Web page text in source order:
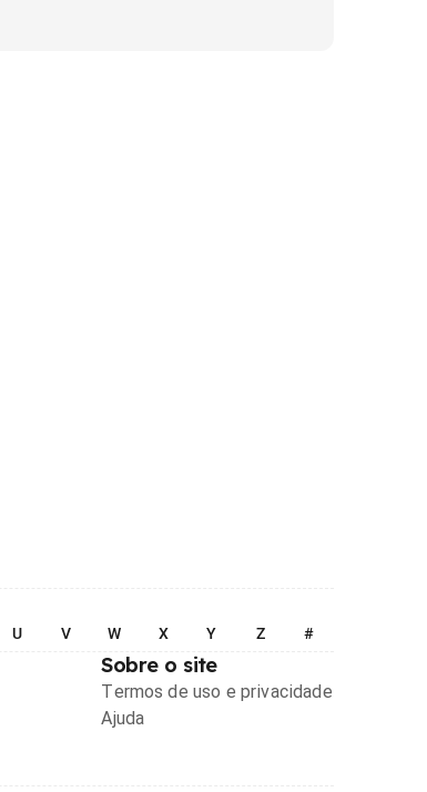
U V W X Y Z #
Sobre o site
Termos de uso e privacidade
Ajuda